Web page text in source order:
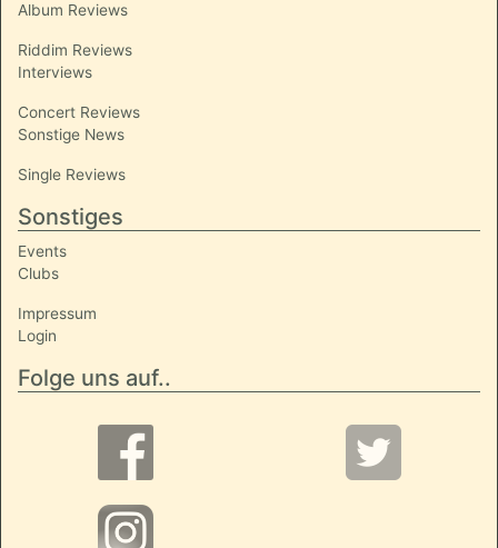
Album Reviews
Riddim Reviews
Interviews
Concert Reviews
Sonstige News
Single Reviews
Sonstiges
Events
Clubs
Impressum
Login
Folge uns auf..